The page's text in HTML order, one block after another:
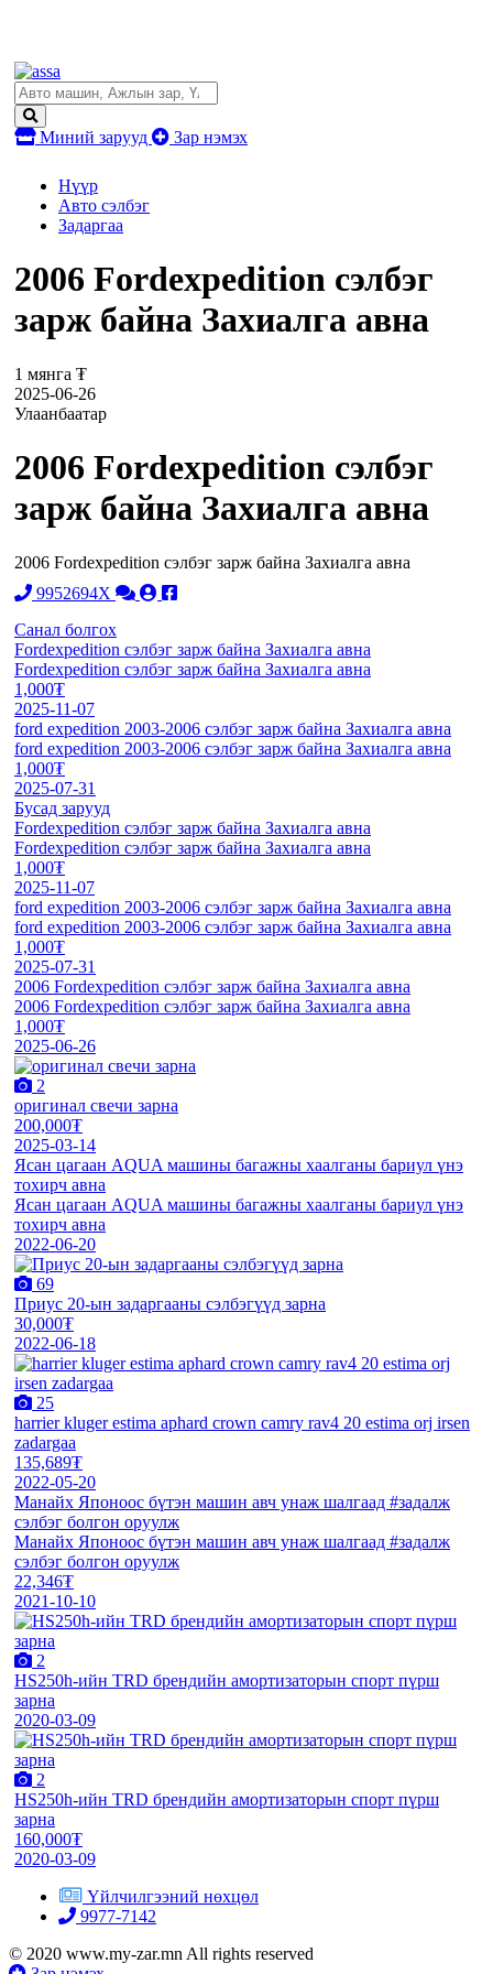
Миний зарууд Зар нэмэх
Нүүр
Авто сэлбэг
Задаргаа
2006 Fordexpedition сэлбэг
зарж байна Захиалга авна
1 мянга ₮
2025-06-26
Улаанбаатар
2006 Fordexpedition сэлбэг
зарж байна Захиалга авна
2006 Fordexpedition сэлбэг зарж байна Захиалга авна
9952694X
Санал болгох
Fordexpedition сэлбэг зарж байна Захиалга авна
Fordexpedition сэлбэг зарж байна Захиалга авна
1,000₮
2025-11-07
ford expedition 2003-2006 сэлбэг зарж байна Захиалга авна
ford expedition 2003-2006 сэлбэг зарж байна Захиалга авна
1,000₮
2025-07-31
Бусад зарууд
Fordexpedition сэлбэг зарж байна Захиалга авна
Fordexpedition сэлбэг зарж байна Захиалга авна
1,000₮
2025-11-07
ford expedition 2003-2006 сэлбэг зарж байна Захиалга авна
ford expedition 2003-2006 сэлбэг зарж байна Захиалга авна
1,000₮
2025-07-31
2006 Fordexpedition сэлбэг зарж байна Захиалга авна
2006 Fordexpedition сэлбэг зарж байна Захиалга авна
1,000₮
2025-06-26
2
оригинал свечи зарна
200,000₮
2025-03-14
Ясан цагаан AQUA машины багажны хаалганы бариул үнэ
тохирч авна
Ясан цагаан AQUA машины багажны хаалганы бариул үнэ
тохирч авна
2022-06-20
69
Приус 20-ын задаргааны сэлбэгүүд зарна
30,000₮
2022-06-18
25
harrier kluger estima aphard crown camry rav4 20 estima orj irsen
zadargaa
135,689₮
2022-05-20
Манайх Японоос бүтэн машин авч унаж шалгаад #задалж
сэлбэг болгон оруулж
Манайх Японоос бүтэн машин авч унаж шалгаад #задалж
сэлбэг болгон оруулж
22,346₮
2021-10-10
2
HS250h-ийн TRD брендийн амортизаторын спорт пүрш
зарна
2020-03-09
2
HS250h-ийн TRD брендийн амортизаторын спорт пүрш
зарна
160,000₮
2020-03-09
Үйлчилгээний нөхцөл
9977-7142
© 2020 www.my-zar.mn All rights reserved